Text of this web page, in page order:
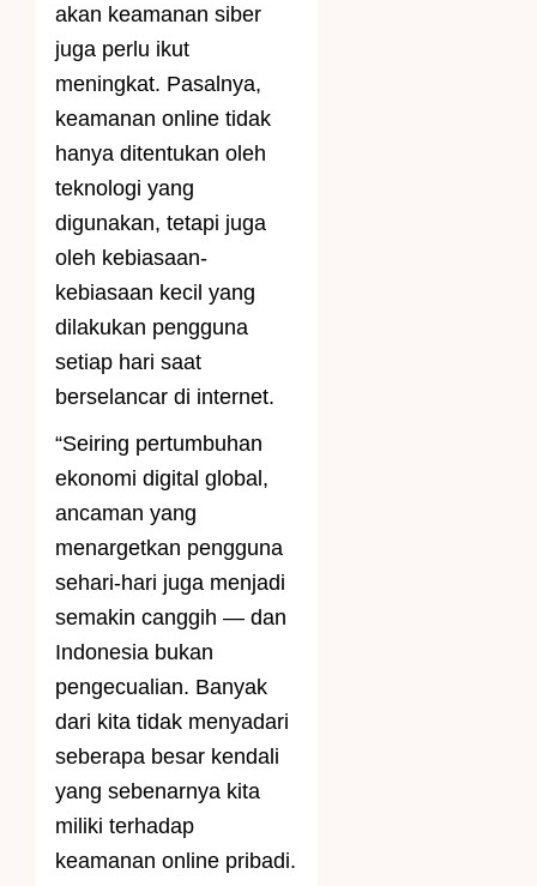
akan keamanan siber
juga perlu ikut
meningkat. Pasalnya,
keamanan online tidak
hanya ditentukan oleh
teknologi yang
digunakan, tetapi juga
oleh kebiasaan-
kebiasaan kecil yang
dilakukan pengguna
setiap hari saat
berselancar di internet.
“Seiring pertumbuhan
ekonomi digital global,
ancaman yang
menargetkan pengguna
sehari-hari juga menjadi
semakin canggih — dan
Indonesia bukan
pengecualian. Banyak
dari kita tidak menyadari
seberapa besar kendali
yang sebenarnya kita
miliki terhadap
keamanan online pribadi.